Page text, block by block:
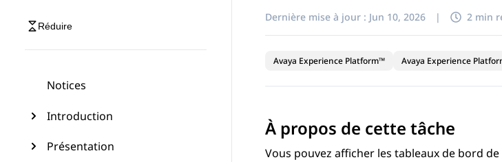
Réduire
Notices
Introduction
Présentation
Dernière mise à jour : Jun 10, 2026 | 2 min
Avaya Experience Platform™ Avaya Experience
À propos de cette tâche
Vous pouvez afficher les tableaux de bord